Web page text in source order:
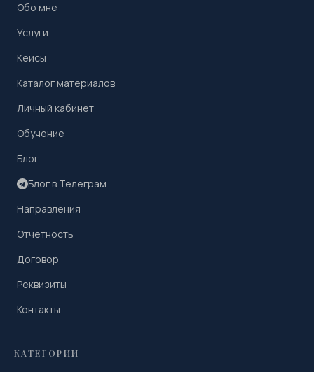
Обо мне
Услуги
Кейсы
Каталог материалов
Личный кабинет
Обучение
Блог
Блог в Телеграм
Направления
Отчетность
Договор
Реквизиты
Контакты
КАТЕГОРИИ